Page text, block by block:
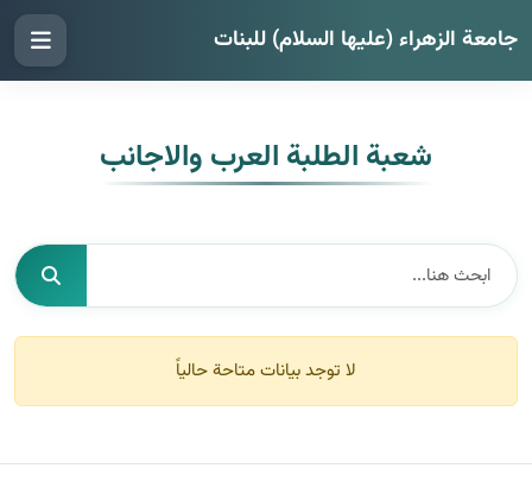
جامعة الزهراء (عليها السلام) للبنات
شعبة الطلبة العرب والاجانب
لا توجد بيانات متاحة حالياً